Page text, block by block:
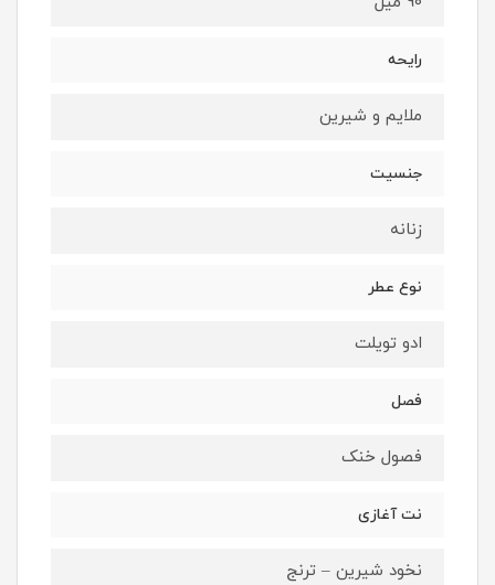
رایحه
ملایم و شیرین
جنسیت
زنانه
نوع عطر
ادو تویلت
فصل
فصول خنک
نت آغازی
نخود شیرین – ترنج